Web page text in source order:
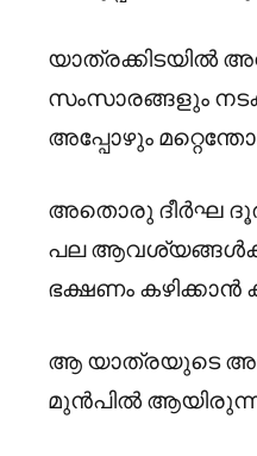
യാത്രക്കിടയിൽ
സംസാരങ്ങളും
അപ്പോഴും
അതൊരു ദീർഘ ദൂര
പല
ഭക്ഷണം കഴിക്കാൻ
ആ യാത്രയുടെ
മുൻപിൽ